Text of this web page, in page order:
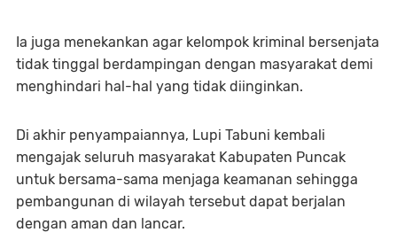
Ia juga menekankan agar kelompok kriminal bersenjata
tidak tinggal berdampingan dengan masyarakat demi
menghindari hal-hal yang tidak diinginkan.
Di akhir penyampaiannya, Lupi Tabuni kembali
mengajak seluruh masyarakat Kabupaten Puncak
untuk bersama-sama menjaga keamanan sehingga
pembangunan di wilayah tersebut dapat berjalan
dengan aman dan lancar.